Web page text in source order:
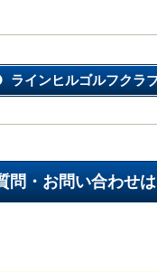
ラインヒルゴルフクラ